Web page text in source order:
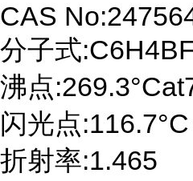
CAS
分子式
沸点
闪光点:116.7°C
折射率:1.465